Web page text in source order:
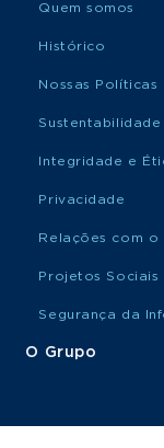
Quem somos
Histórico
Nossas Políticas
Sustentabilidade
Integridade e
Privacidade
Relações com o
Projetos Sociais
Segurança da
O Grupo